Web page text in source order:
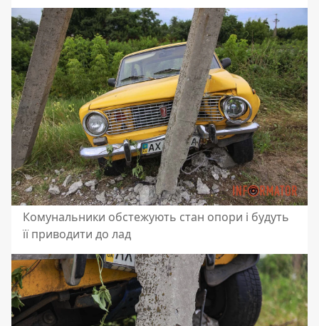
Комунальники обстежують стан опори і будуть
її приводити до лад